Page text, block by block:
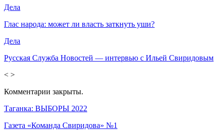
Дела
Глас народа: может ли власть заткнуть уши?
Дела
Русская Служба Новостей — интервью с Ильей Свиридовым
< >
Комментарии закрыты.
Таганка: ВЫБОРЫ 2022
Газета «Команда Свиридова» №1